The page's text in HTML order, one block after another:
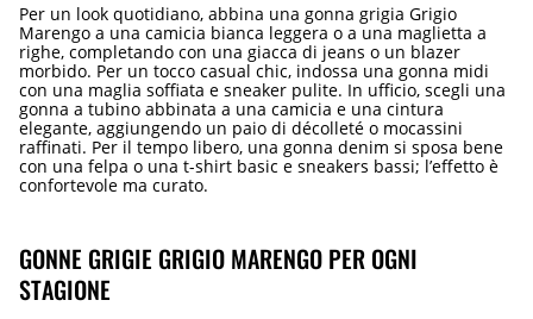
Per un look quotidiano, abbina una gonna grigia Grigio
Marengo a una camicia bianca leggera o a una maglietta a
righe, completando con una giacca di jeans o un blazer
morbido. Per un tocco casual chic, indossa una gonna midi
con una maglia soffiata e sneaker pulite. In ufficio, scegli una
gonna a tubino abbinata a una camicia e una cintura
elegante, aggiungendo un paio di décolleté o mocassini
raffinati. Per il tempo libero, una gonna denim si sposa bene
con una felpa o una t-shirt basic e sneakers bassi; l’effetto è
confortevole ma curato.
GONNE GRIGIE GRIGIO MARENGO PER OGNI
STAGIONE